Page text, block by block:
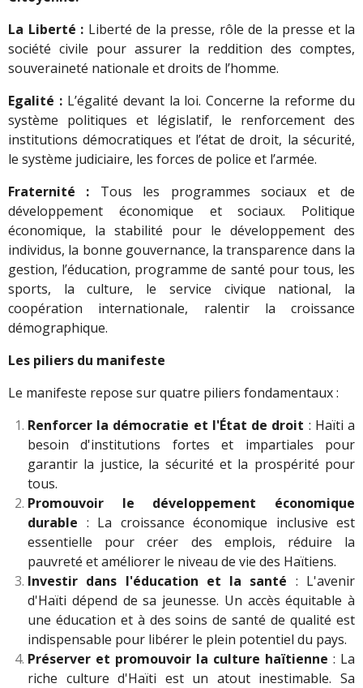
La Liberté : Liberté de la presse, rôle de la presse et la
société civile pour assurer la reddition des comptes,
souveraineté nationale et droits de l’homme.
Egalité :L’égalité devant la loi. Concerne la reforme du
système politiques et législatif, le renforcement des
institutions démocratiques et l’état de droit, la sécurité,
le système judiciaire, les forces de police et l’armée.
Fraternité : Tous les programmes sociaux et de
développement économique et sociaux. Politique
économique, la stabilité pour le développement des
individus, la bonne gouvernance, la transparence dans la
gestion, l’éducation, programme de santé pour tous, les
sports, la culture, le service civique national, la
coopération internationale, ralentir la croissance
démographique.
Les piliers du manifeste
Le manifeste repose sur quatre piliers fondamentaux :
Renforcer la démocratie et l'État de droit : Haïti a
besoin d'institutions fortes et impartiales pour
garantir la justice, la sécurité et la prospérité pour
tous.
Promouvoir le développement économique
durable : La croissance économique inclusive est
essentielle pour créer des emplois, réduire la
pauvreté et améliorer le niveau de vie des Haïtiens.
Investir dans l'éducation et la santé : L'avenir
d'Haïti dépend de sa jeunesse. Un accès équitable à
une éducation et à des soins de santé de qualité est
indispensable pour libérer le plein potentiel du pays.
Préserver et promouvoir la culture haïtienne : La
riche culture d'Haïti est un atout inestimable. Sa